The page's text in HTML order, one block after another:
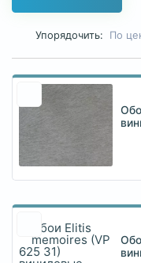
Упорядочить: